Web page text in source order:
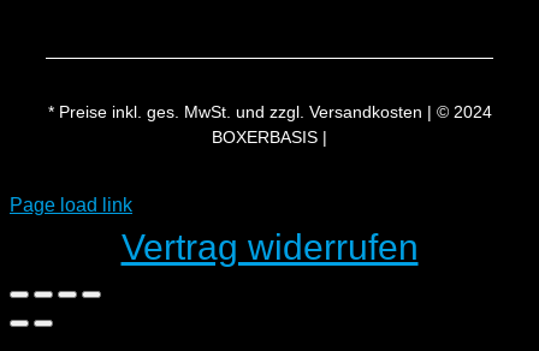
* Preise inkl. ges. MwSt. und zzgl. Versandkosten | © 2024
BOXERBASIS |
Page load link
Vertrag widerrufen